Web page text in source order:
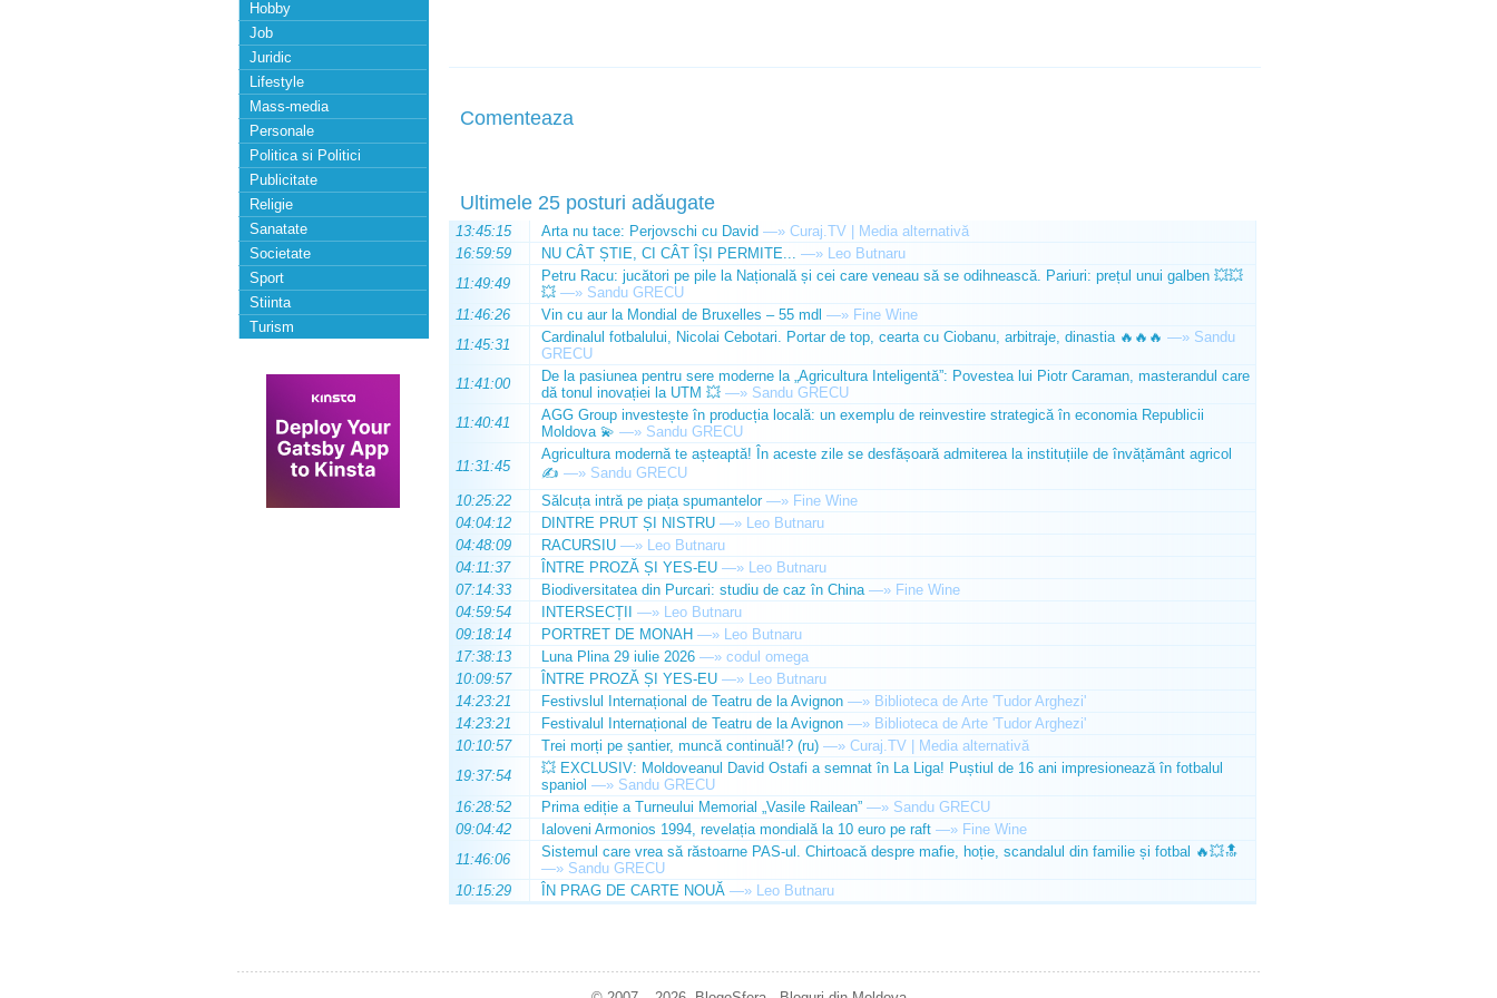
Hobby
Job
Juridic
Lifestyle
Mass-media
Personale
Politica si Politici
Publicitate
Religie
Sanatate
Societate
Sport
Stiinta
Turism
Comenteaza
Ultimele 25 posturi adăugate
13:45:15 Arta nu tace: Perjovschi cu David —» Curaj.TV | Media alternativă
16:59:59
NU CÂT ȘTIE, CI CÂT ÎȘI PERMITE... —» Leo Butnaru
11:49:49
Petru Racu: jucători pe pile la Națională și cei care veneau să se odihnească. Pariuri: prețul unui galben 💥💥
💥 —» Sandu GRECU
11:46:26
Vin cu aur la Mondial de Bruxelles – 55 mdl —» Fine Wine
11:45:31
Cardinalul fotbalului, Nicolai Cebotari. Portar de top, cearta cu Ciobanu, arbitraje, dinastia 🔥🔥🔥 —» Sandu
GRECU
11:41:00
De la pasiunea pentru sere moderne la „Agricultura Inteligentă”: Povestea lui Piotr Caraman, masterandul care
dă tonul inovației la UTM 💥 —» Sandu GRECU
11:40:41
AGG Group investește în producția locală: un exemplu de reinvestire strategică în economia Republicii
Moldova 💫 —» Sandu GRECU
11:31:45
Agricultura modernă te așteaptă! În aceste zile se desfășoară admiterea la instituțiile de învățământ agricol
✍️ —» Sandu GRECU
10:25:22
Sălcuța intră pe piața spumantelor —» Fine Wine
04:04:12
DINTRE PRUT ȘI NISTRU —» Leo Butnaru
04:48:09
RACURSIU —» Leo Butnaru
04:11:37
ÎNTRE PROZĂ ȘI YES-EU —» Leo Butnaru
07:14:33
Biodiversitatea din Purcari: studiu de caz în China —» Fine Wine
04:59:54
INTERSECȚII —» Leo Butnaru
09:18:14
PORTRET DE MONAH —» Leo Butnaru
17:38:13
Luna Plina 29 iulie 2026 —» codul omega
10:09:57
ÎNTRE PROZĂ ȘI YES-EU —» Leo Butnaru
14:23:21
Festivslul Internațional de Teatru de la Avignon —» Biblioteca de Arte 'Tudor Arghezi'
14:23:21
Festivalul Internațional de Teatru de la Avignon —» Biblioteca de Arte 'Tudor Arghezi'
10:10:57
Trei morți pe șantier, muncă continuă!? (ru) —» Curaj.TV | Media alternativă
19:37:54
💥 EXCLUSIV: Moldoveanul David Ostafi a semnat în La Liga! Puștiul de 16 ani impresionează în fotbalul
spaniol —» Sandu GRECU
16:28:52
Prima ediție a Turneului Memorial „Vasile Railean” —» Sandu GRECU
09:04:42
Ialoveni Armonios 1994, revelația mondială la 10 euro pe raft —» Fine Wine
11:46:06
Sistemul care vrea să răstoarne PAS-ul. Chirtoacă despre mafie, hoție, scandalul din familie și fotbal 🔥💥🔝
—» Sandu GRECU
10:15:29
ÎN PRAG DE CARTE NOUĂ —» Leo Butnaru